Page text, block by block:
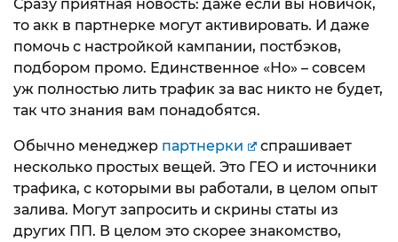
Сразу приятная новость: даже если вы новичок,
то акк в партнерке могут активировать. И даже
помочь с настройкой кампании, постбэков,
подбором промо. Единственное «Но» – совсем
уж полностью лить трафик за вас никто не будет,
так что знания вам понадобятся.
Обычно менеджер партнерки
спрашивает
несколько простых вещей. Это ГЕО и источники
трафика, с которыми вы работали, в целом опыт
залива. Могут запросить и скрины статы из
других ПП. В целом это скорее знакомство,